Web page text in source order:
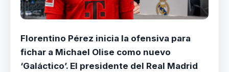
Florentino Pérez inicia la ofensiva para
fichar a Michael Olise como nuevo
‘Galáctico’. El presidente del Real Madrid